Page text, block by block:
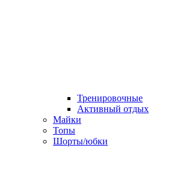
Тренировочные
Активный отдых
Майки
Топы
Шорты/юбки